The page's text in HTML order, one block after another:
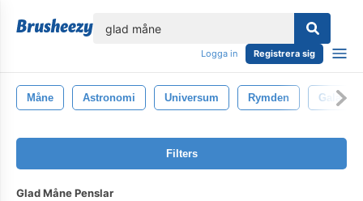
Logga in Registrera sig
Måne Astronomi Universum Rymden Galax
Filters
Glad Måne Penslar